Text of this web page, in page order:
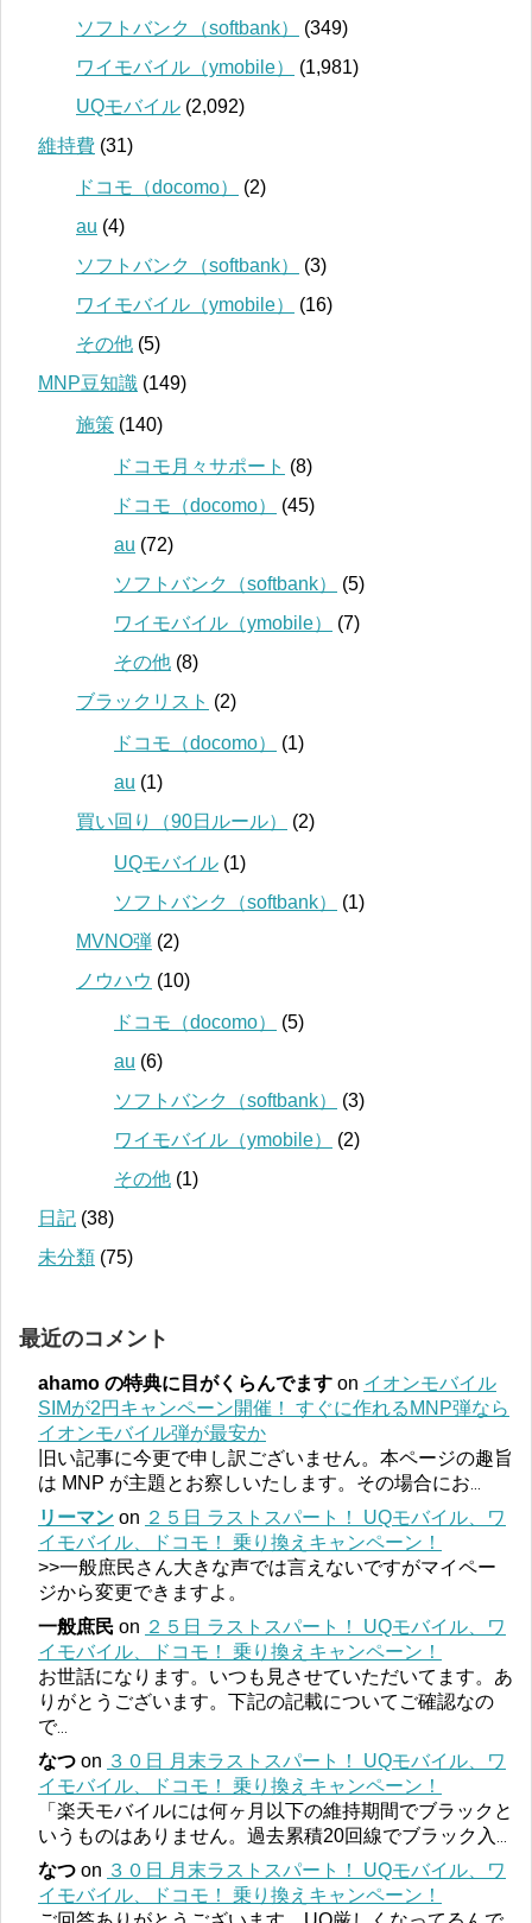
ソフトバンク（softbank）
(349)
ワイモバイル（ymobile）
(1,981)
UQモバイル (2,092)
維持費 (31)
ドコモ（docomo）
(2)
au (4)
ソフトバンク（softbank）
(3)
ワイモバイル（ymobile）
(16)
その他 (5)
MNP豆知識 (149)
施策 (140)
ドコモ月々サポート (8)
ドコモ（docomo）
(45)
au (72)
ソフトバンク（softbank）
(5)
ワイモバイル（ymobile）
(7)
その他 (8)
ブラックリスト (2)
ドコモ（docomo）
(1)
au (1)
買い回り（90日ルール）
(2)
UQモバイル (1)
ソフトバンク（softbank）
(1)
MVNO弾 (2)
ノウハウ (10)
ドコモ（docomo）
(5)
au (6)
ソフトバンク（softbank）
(3)
ワイモバイル（ymobile）
(2)
その他 (1)
日記 (38)
未分類 (75)
最近のコメント
ahamo の特典に目がくらんでます on イオンモバイル
SIMが2円キャンペーン開催！ すぐに作れるMNP弾なら
イオンモバイル弾が最安か
旧い記事に今更で申し訳ございません。本ページの趣旨
は MNP が主題とお察しいたします。その場合にお
リーマン on ２５日 ラストスパート！ UQモバイル、ワ
イモバイル、ドコモ！ 乗り換えキャンペーン！
>>一般庶民さん大きな声では言えないですがマイペー
ジから変更できますよ。
一般庶民 on ２５日 ラストスパート！ UQモバイル、ワ
イモバイル、ドコモ！ 乗り換えキャンペーン！
お世話になります。いつも見させていただいてます。あ
りがとうございます。下記の記載についてご確認なの
で...
なつ on ３０日 月末ラストスパート！ UQモバイル、ワ
イモバイル、ドコモ！ 乗り換えキャンペーン！
「楽天モバイルには何ヶ月以下の維持期間でブラックと
いうものはありません。過去累積20回線でブラック入
なつ on ３０日 月末ラストスパート！ UQモバイル、ワ
イモバイル、ドコモ！ 乗り換えキャンペーン！